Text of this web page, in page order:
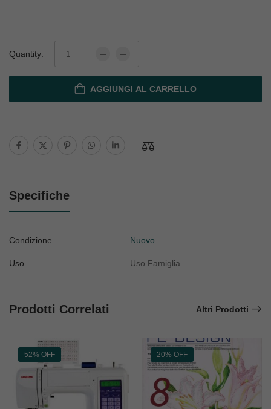
Quantity:
AGGIUNGI AL CARRELLO
Specifiche
Condizione Nuovo
Uso Uso Famiglia
Prodotti Correlati Altri Prodotti
52% OFF 20% OFF